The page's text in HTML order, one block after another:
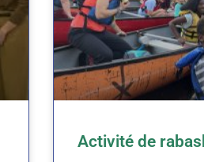
Activité de